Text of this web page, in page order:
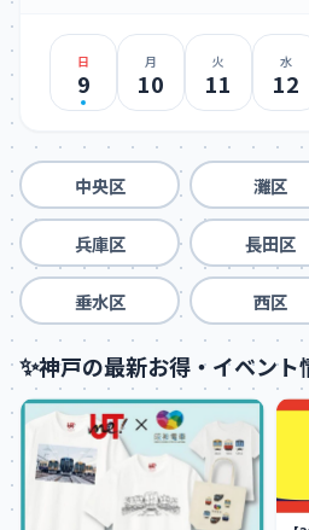
日
9
月
10
火
11
水
12
中央区 灘区
兵庫区 長田区
垂水区 西区
✨神戸の最新お得・イベント